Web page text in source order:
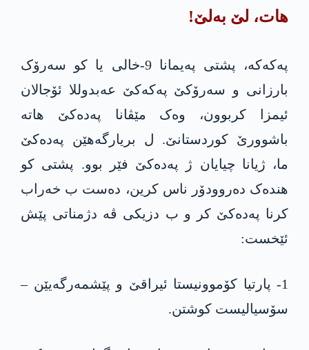
هات، لێ بەلێ!
په‌كه‌كه‌، پشتی پەیمانا 9-خالی یا کو سەرۆک
بارزانی و سەرۆکێ په‌كه‌كێ عه‌بدوللا ئۆجالان
ئیمزا کربوون، وەک مێڤانا په‌ده‌كێ هاته‌
باشوورێ کوردستانێ. ل بریارگەهێن په‌ده‌كێ
ما، ژیانا چیایان ژ په‌ده‌كێ فێر بوو. پشتی کو
هندەک دەروودۆر ناس کرین، دەست ب خەراب
کرنا په‌ده‌كێ کر و ب دزیکی ڤە دژمناتی پێش
ئێخست:
1- پارتیا کۆموونیستا ئیراقێ و پێشمەرگەیێن –
سۆسیالیست کوشتن.